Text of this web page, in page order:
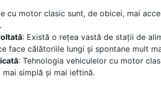
cu motor clasic sunt, de obicei, mai
: Există o rețea vastă de stații de
face călătoriile lungi și spontane mult
: Tehnologia vehiculelor cu motor
simplă și mai ieftină.